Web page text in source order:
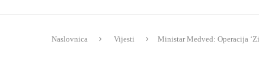
Naslovnica Vijesti Ministar Medved: Operacija